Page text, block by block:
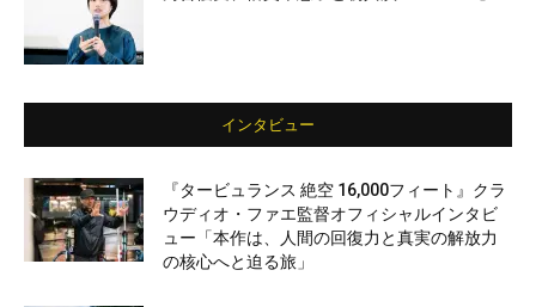
インタビュー
『タービュランス 絶空 16,000フィート』クラ
ウディオ・ファエ監督オフィシャルインタビ
ュー「本作は、人間の回復力と真実の解放力
の核心へと迫る旅」